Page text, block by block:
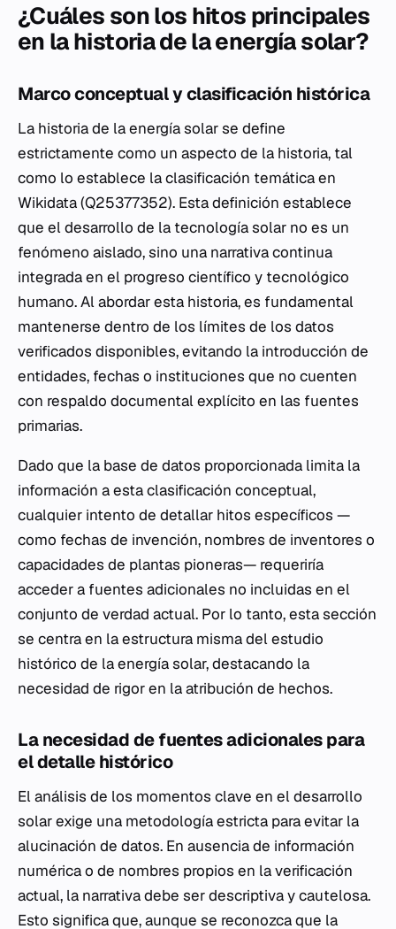
¿Cuáles son los hitos principales
en la historia de la energía solar?
Marco conceptual y clasificación histórica
La historia de la energía solar se define
estrictamente como un aspecto de la historia, tal
como lo establece la clasificación temática en
Wikidata (Q25377352). Esta definición establece
que el desarrollo de la tecnología solar no es un
fenómeno aislado, sino una narrativa continua
integrada en el progreso científico y tecnológico
humano. Al abordar esta historia, es fundamental
mantenerse dentro de los límites de los datos
verificados disponibles, evitando la introducción de
entidades, fechas o instituciones que no cuenten
con respaldo documental explícito en las fuentes
primarias.
Dado que la base de datos proporcionada limita la
información a esta clasificación conceptual,
cualquier intento de detallar hitos específicos —
como fechas de invención, nombres de inventores o
capacidades de plantas pioneras— requeriría
acceder a fuentes adicionales no incluidas en el
conjunto de verdad actual. Por lo tanto, esta sección
se centra en la estructura misma del estudio
histórico de la energía solar, destacando la
necesidad de rigor en la atribución de hechos.
La necesidad de fuentes adicionales para
el detalle histórico
El análisis de los momentos clave en el desarrollo
solar exige una metodología estricta para evitar la
alucinación de datos. En ausencia de información
numérica o de nombres propios en la verificación
actual, la narrativa debe ser descriptiva y cautelosa.
Esto significa que, aunque se reconozca que la